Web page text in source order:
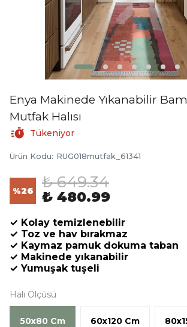
Enya Makinede Yıkanabilir
Mutfak Halısı
Tükeniyor
Ürün Kodu: RUG018mutfak_61341
%26 ₺ 649.34
₺ 480.99
✓ Kolay temizlenebilir
✓ Toz ve hav bırakmaz
✓ Kaymaz pamuk dokuma taban
✓ Makinede yıkanabilir
✓ Yumuşak tuşeli
Halı Ölçüsü
50x80 Cm 60x120 Cm